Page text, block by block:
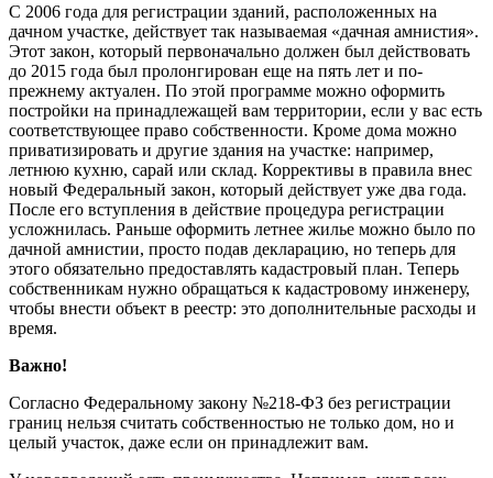
С 2006 года для регистрации зданий, расположенных на
дачном участке, действует так называемая «дачная амнистия».
Этот закон, который первоначально должен был действовать
до 2015 года был пролонгирован еще на пять лет и по-
прежнему актуален. По этой программе можно оформить
постройки на принадлежащей вам территории, если у вас есть
соответствующее право собственности. Кроме дома можно
приватизировать и другие здания на участке: например,
летнюю кухню, сарай или склад. Коррективы в правила внес
новый Федеральный закон, который действует уже два года.
После его вступления в действие процедура регистрации
усложнилась. Раньше оформить летнее жилье можно было по
дачной амнистии, просто подав декларацию, но теперь для
этого обязательно предоставлять кадастровый план. Теперь
собственникам нужно обращаться к кадастровому инженеру,
чтобы внести объект в реестр: это дополнительные расходы и
время.
Важно!
Согласно Федеральному закону №218-ФЗ без регистрации
границ нельзя считать собственностью не только дом, но и
целый участок, даже если он принадлежит вам.